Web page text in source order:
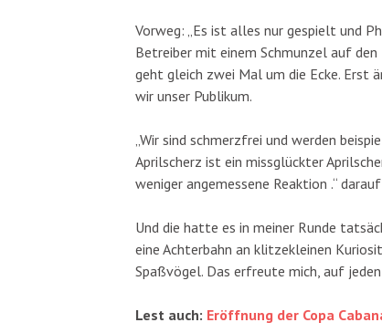
Vorweg: „Es ist alles nur gespielt und
Betreiber mit einem Schmunzel auf den
geht gleich zwei Mal um die Ecke. Erst
wir unser Publikum.
„Wir sind schmerzfrei und werden
Aprilscherz ist ein missglückter
weniger angemessene Reaktion .“
Und die hatte es in meiner Runde
eine Achterbahn an klitzekleinen
Spaßvögel. Das erfreute mich, auf
Lest auch: Eröffnung der Copa